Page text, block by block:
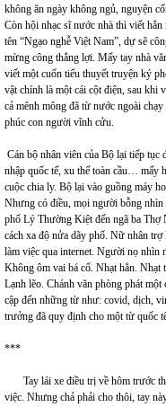
không ăn ngày không ngủ, nguyện
Còn hội nhạc sĩ nước nhà thì viết
tên “Ngạo nghễ Việt Nam”, dự sẽ
mừng công thắng lợi. Mấy tay nhà
viết một cuốn tiểu thuyết truyện ký
vật chính là một cái cột điện, sau khi
cả mênh mông đã từ nước ngoài
phúc con người vĩnh cửu.
Cán bộ nhân viên của Bộ lại tiếp tục
nhập quốc tế, xu thế toàn cầu… mấy
cuộc chia ly. Bộ lại vào guồng máy
Nhưng có điều, mọi người bỗng nhìn
phố Lý Thường Kiệt đến ngã ba
cách xa độ nửa dãy phố. Nữ nhân
làm việc qua internet. Người nọ nhìn
Không ôm vai bá cổ. Nhạt hẳn. Nhạt
Lạnh lẽo. Chánh văn phòng phát
cập đến những từ như: covid, dịch,
trưởng đã quy định cho một từ quốc
***
Tay lái xe điều trị về hôm trước thì
việc. Nhưng chả phải cho thôi, tay